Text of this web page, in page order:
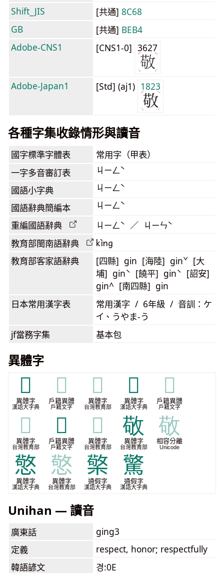
Shift_JIS
[共通] 8C68
GB
[共通] BEB4
Adobe-CNS1
[CNS1-0] 3627
Adobe-Japan1 [Std] (aj1) 1823
各種字集收錄情形與讀音
國字標準字體表 常用字（甲表）
一字多音審訂表 ㄐㄧㄥˋ
國語小字典 ㄐㄧㄥˋ
國語辭典簡編本 ㄐㄧㄥˋ
重編國語辭典 ㄐㄧㄥˋ ／ ㄐㄧㄣˋ
教育部閩南語辭典 kìng
教育部客家語辭典
[四縣] gin [海陸] ginˇ [大
埔] ginˋ [饒平] ginˋ [詔安]
gin^ [南四縣] gin
日本常用漢字表
常用漢字 / 6年級 / 音訓：ケ
イ、うやま-う
jf當務字集 基本包
異體字
𢾠
異體字
漢語大字典
𢾠
戶籍異體
戶籍文字
𢾠
異體字
台灣教育部
𢿩
異體字
漢語大字典
𢿩
戶籍異體
戶籍文字
𢿩
異體字
台灣教育部
𣀖
戶籍異體
戶籍文字
𣀖
異體字
台灣教育部
敬
異體字
台灣教育部
敬
相容分離
Unicode
憼
異體字
漢語大字典
憼
異體字
台灣教育部
檠
通假字
漢語大字典
驚
通假字
漢語大字典
Unihan — 讀音
廣東話
ging3
定義
respect, honor; respectfully
韓語諺文
경:0E